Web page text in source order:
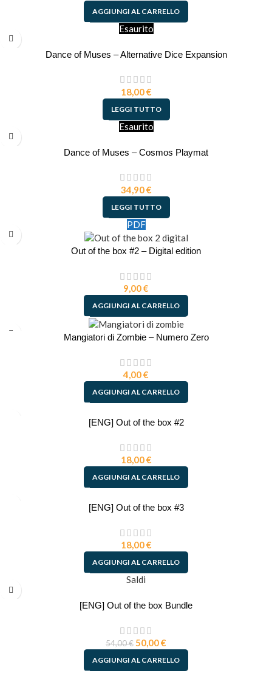
AGGIUNGI AL CARRELLO
Esaurito
Dance of Muses – Alternative Dice Expansion
18,00€
LEGGI TUTTO
Esaurito
Dance of Muses – Cosmos Playmat
34,90€
LEGGI TUTTO
PDF
Out of the box #2 – Digital edition
9,00€
AGGIUNGI AL CARRELLO
Mangiatori di Zombie – Numero Zero
4,00€
AGGIUNGI AL CARRELLO
[ENG] Out of the box #2
18,00€
AGGIUNGI AL CARRELLO
[ENG] Out of the box #3
18,00€
AGGIUNGI AL CARRELLO
Saldi
[ENG] Out of the box Bundle
54,00€50,00€
AGGIUNGI AL CARRELLO